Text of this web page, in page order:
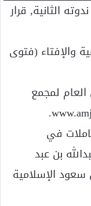
الثانية, قرار
والإفتاء (فتوى
العام لمجمع
في
بن عبد
سعود الإسلامية